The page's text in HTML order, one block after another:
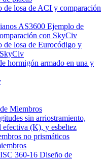
de losa de ACI y comparación
AS3600 Ejemplo de
con SkyCiv
de losa de Eurocódigo y
hormigón armado en una y
Miembros
sin arriostramiento,
efectiva (K), y esbeltez
no prismáticos
360-16 Diseño de